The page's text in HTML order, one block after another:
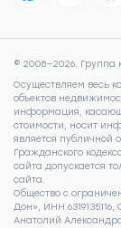
© 2008—2026.
Осуществляем весь
объектов
информация,
стоимости, носит
является публичной
Гражданского
сайта допускается
сайта.
Общество с
Дон», ИНН
Анатолий